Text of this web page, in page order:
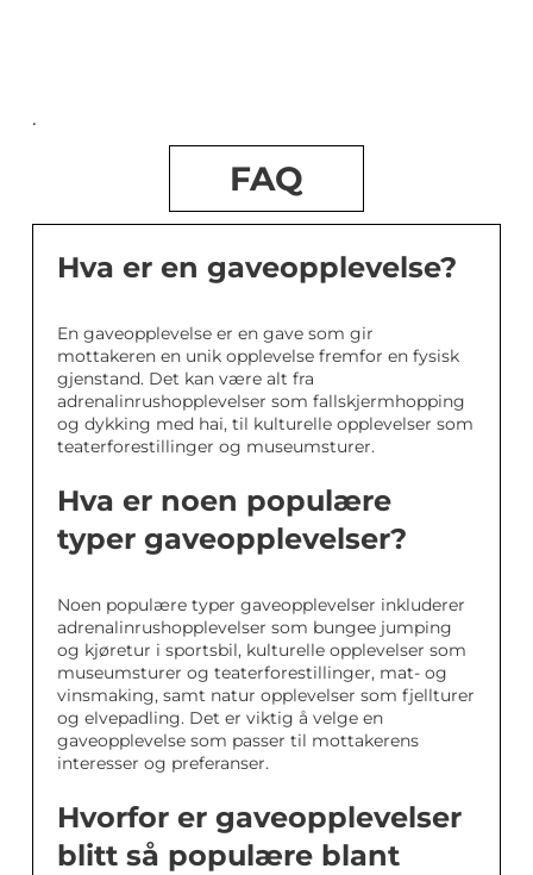
.
FAQ
Hva er en gaveopplevelse?
En gaveopplevelse er en gave som gir
mottakeren en unik opplevelse fremfor en fysisk
gjenstand. Det kan være alt fra
adrenalinrushopplevelser som fallskjermhopping
og dykking med hai, til kulturelle opplevelser som
teaterforestillinger og museumsturer.
Hva er noen populære
typer gaveopplevelser?
Noen populære typer gaveopplevelser inkluderer
adrenalinrushopplevelser som bungee jumping
og kjøretur i sportsbil, kulturelle opplevelser som
museumsturer og teaterforestillinger, mat- og
vinsmaking, samt natur opplevelser som fjellturer
og elvepadling. Det er viktig å velge en
gaveopplevelse som passer til mottakerens
interesser og preferanser.
Hvorfor er gaveopplevelser
blitt så populære blant